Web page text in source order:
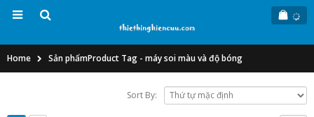
Home Sản phẩmProduct Tag - máy soi màu và độ bóng
Sort By: